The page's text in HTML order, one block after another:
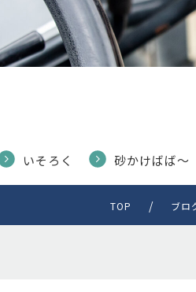
いそろく 砂かけばば〜
TOP ブロ